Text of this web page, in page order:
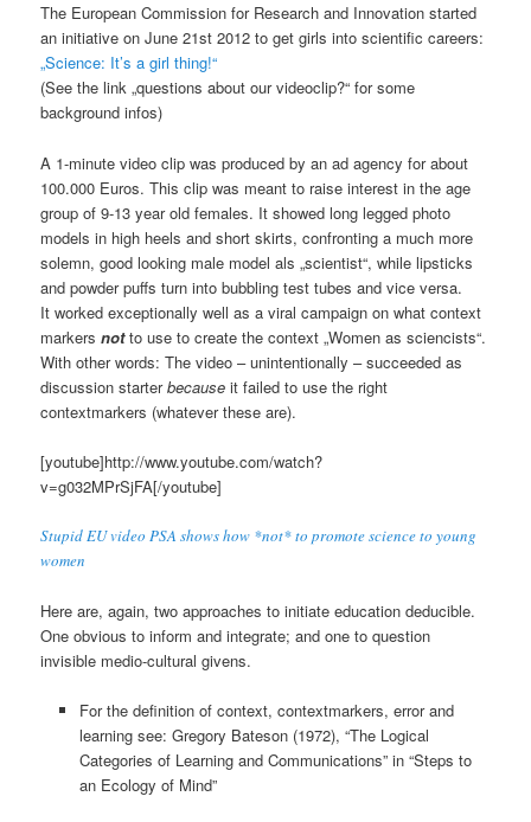
The European Commission for Research and Innovation started
an initiative on June 21st 2012 to get girls into scientific careers:
„Science: It’s a girl thing!“
(See the link „questions about our videoclip?“ for some
background infos)
A 1-minute video clip was produced by an ad agency for about
100.000 Euros. This clip was meant to raise interest in the age
group of 9-13 year old females. It showed long legged photo
models in high heels and short skirts, confronting a much more
solemn, good looking male model als „scientist“, while lipsticks
and powder puffs turn into bubbling test tubes and vice versa.
It worked exceptionally well as a viral campaign on what context
markers notto use to create the context „Women as sciencists“.
With other words: The video – unintentionally – succeeded as
discussion starterbecause it failed to use the right
contextmarkers (whatever these are).
[youtube]http://www.youtube.com/watch?
v=g032MPrSjFA[/youtube]
Stupid EU video PSA shows how *not* to promote science to young
women
Here are, again, two approaches to initiate education deducible.
One obvious to inform and integrate; and one to question
invisible medio-cultural givens.
For the definition of context, contextmarkers, error and
learning see: Gregory Bateson (1972), “The Logical
Categories of Learning and Communications” in “Steps to
an Ecology of Mind”